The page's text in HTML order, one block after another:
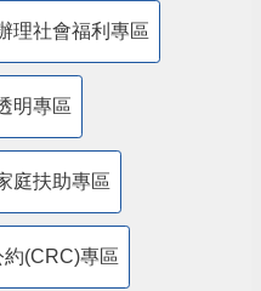
理社會福利專區
明專區
庭扶助專區
約(CRC)專區